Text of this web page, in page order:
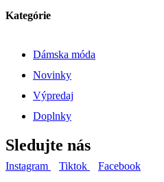
Kategórie
Dámska móda
Novinky
Výpredaj
Doplnky
Sledujte nás
Instagram Tiktok Facebook